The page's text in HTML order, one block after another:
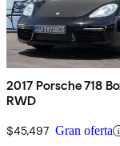
2017 Porsche 718
RWD
$45,497 Gran oferta